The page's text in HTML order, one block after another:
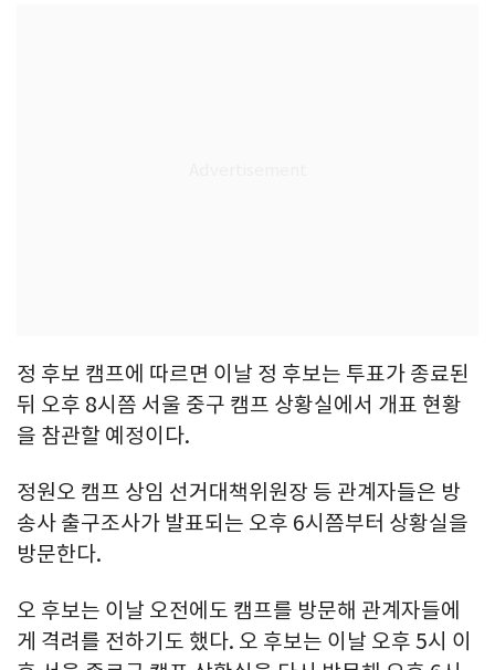
정 후보 캠프에 따르면 이날 정 후보는 투표가 종료된
뒤 오후 8시쯤 서울 중구 캠프 상황실에서 개표 현황
을 참관할 예정이다.
정원오 캠프 상임 선거대책위원장 등 관계자들은 방
송사 출구조사가 발표되는 오후 6시쯤부터 상황실을
방문한다.
오 후보는 이날 오전에도 캠프를 방문해 관계자들에
게 격려를 전하기도 했다. 오 후보는 이날 오후 5시 이